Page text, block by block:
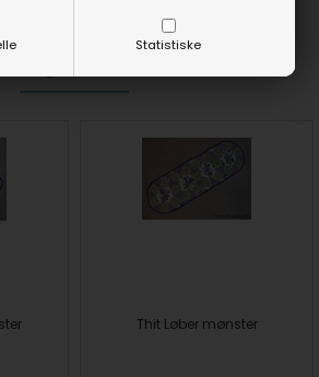
Statistiske
Thit Løber mønster